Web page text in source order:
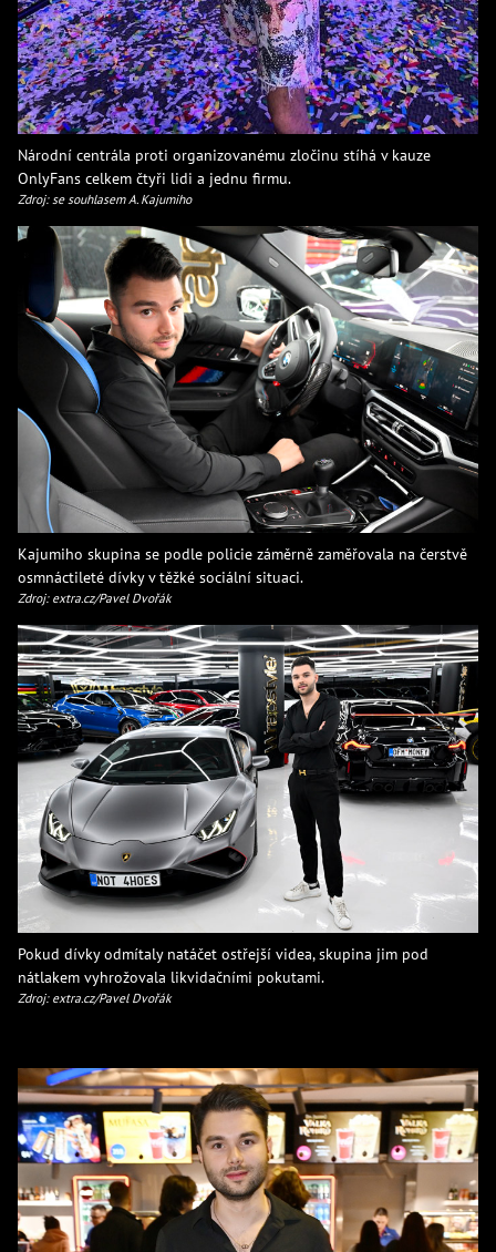
Národní centrála proti organizovanému zločinu stíhá v kauze
OnlyFans celkem čtyři lidi a jednu firmu.
Zdroj: se souhlasem A. Kajumiho
Kajumiho skupina se podle policie záměrně zaměřovala na čerstvě
osmnáctileté dívky v těžké sociální situaci.
Zdroj: extra.cz/Pavel Dvořák
Pokud dívky odmítaly natáčet ostřejší videa, skupina jim pod
nátlakem vyhrožovala likvidačními pokutami.
Zdroj: extra.cz/Pavel Dvořák